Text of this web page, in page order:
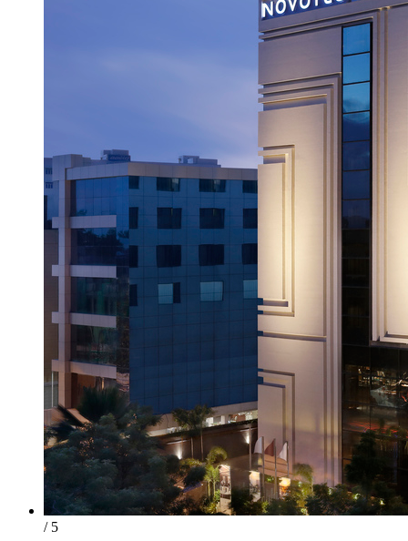
/ 5